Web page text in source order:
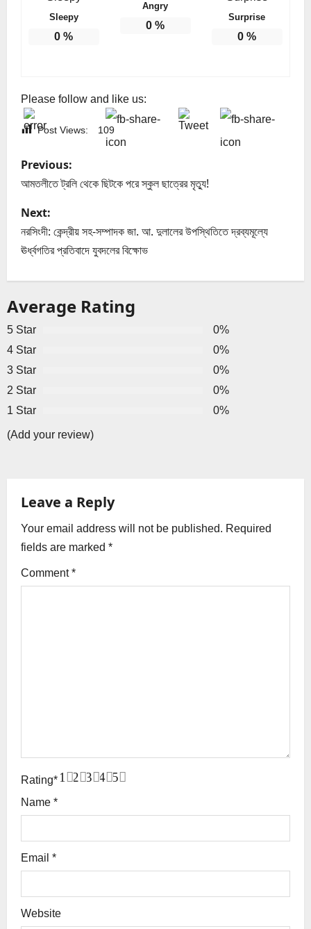
Sleepy
0 %
Angry
0 %
Surprise
0 %
Please follow and like us:
Post Views: 109
P
o
s
t
n
a
v
i
g
a
o
n
Previous:
আমতলীতে ট্রলি থেকে ছিটকে পরে স্কুল ছাত্রের মৃত্যু!
Next:
নরসিংদী: কেন্দ্রীয় সহ-সম্পাদক জা. আ. দুলালের উপস্থিতিতে দ্রব্যমূল্যে
ঊর্ধ্বগতির প্রতিবাদে যুবদলের বিক্ষোভ
Average Rating
5 Star
0%
4 Star
0%
3 Star
0%
2 Star
0%
1 Star
0%
(Add your review)
Leave a Reply
Your email address will not be published. Required
fields are marked *
Comment*
Rating* 5
4
3
2
1
Name *
Email *
Website